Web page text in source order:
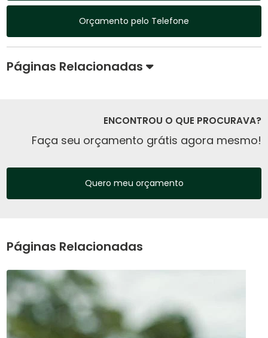
Orçamento pelo Telefone
Páginas Relacionadas
ENCONTROU O QUE PROCURAVA?
Faça seu orçamento grátis agora mesmo!
Quero meu orçamento
Páginas Relacionadas